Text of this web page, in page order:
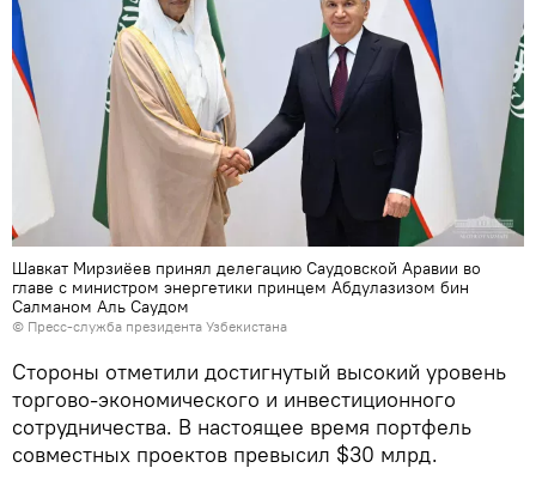
Шавкат Мирзиёев принял делегацию Саудовской Аравии во
главе с министром энергетики принцем Абдулазизом бин
Салманом Аль Саудом
© Пресс-служба президента Узбекистана
Стороны отметили достигнутый высокий уровень
торгово-экономического и инвестиционного
сотрудничества. В настоящее время портфель
совместных проектов превысил $30 млрд.